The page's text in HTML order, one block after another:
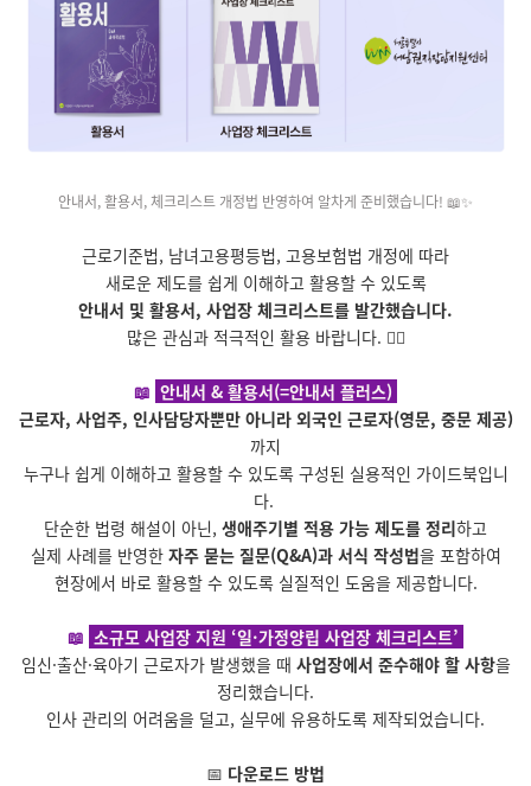
안내서, 활용서, 체크리스트 개정법 반영하여 알차게 준비했습니다! 📖✨
근로기준법, 남녀고용평등법, 고용보험법 개정에 따라
새로운 제도를 쉽게 이해하고 활용할 수 있도록
안내서 및 활용서, 사업장 체크리스트를 발간했습니다.
많은 관심과 적극적인 활용 바랍니다. 🙇‍♀️
📖 안내서 & 활용서(=안내서 플러스)
근로자, 사업주, 인사담당자뿐만 아니라 외국인 근로자(영문, 중문 제공)
까지
누구나 쉽게 이해하고 활용할 수 있도록 구성된 실용적인 가이드북입니
다.
단순한 법령 해설이 아닌, 생애주기별 적용 가능 제도를 정리하고
실제 사례를 반영한 자주 묻는 질문(Q&A)과 서식 작성법을 포함하여
현장에서 바로 활용할 수 있도록 실질적인 도움을 제공합니다.
📖 소규모 사업장 지원 ‘일·가정양립 사업장 체크리스트’
임신·출산·육아기 근로자가 발생했을 때 사업장에서 준수해야 할 사항을
정리했습니다.
인사 관리의 어려움을 덜고, 실무에 유용하도록 제작되었습니다.
📅 다운로드 방법